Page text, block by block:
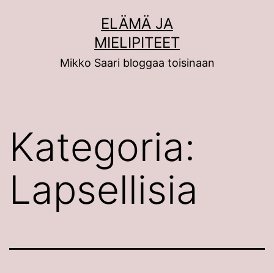
ELÄMÄ JA
MIELIPITEET
Mikko Saari bloggaa toisinaan
Kategoria:
Lapsellisia